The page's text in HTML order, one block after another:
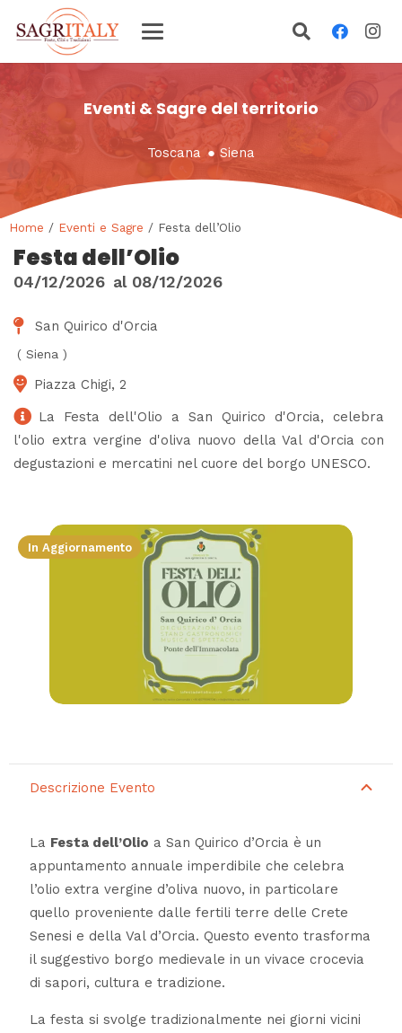
Eventi & Sagre del territorio
Toscana ● Siena
Home / Eventi e Sagre / Festa dell’Olio
Festa dell’Olio
04/12/2026 al 08/12/2026
San Quirico d'Orcia
( Siena )
Piazza Chigi, 2
La Festa dell'Olio a San Quirico d'Orcia, celebra
l'olio extra vergine d'oliva nuovo della Val d'Orcia con
degustazioni e mercatini nel cuore del borgo UNESCO.
In Aggiornamento
Descrizione Evento
La Festa dell’Olio a San Quirico d’Orcia è un
appuntamento annuale imperdibile che celebra
l’olio extra vergine d’oliva nuovo, in particolare
quello proveniente dalle fertili terre delle Crete
Senesi e della Val d’Orcia. Questo evento trasforma
il suggestivo borgo medievale in un vivace crocevia
di sapori, cultura e tradizione.
La festa si svolge tradizionalmente nei giorni vicini